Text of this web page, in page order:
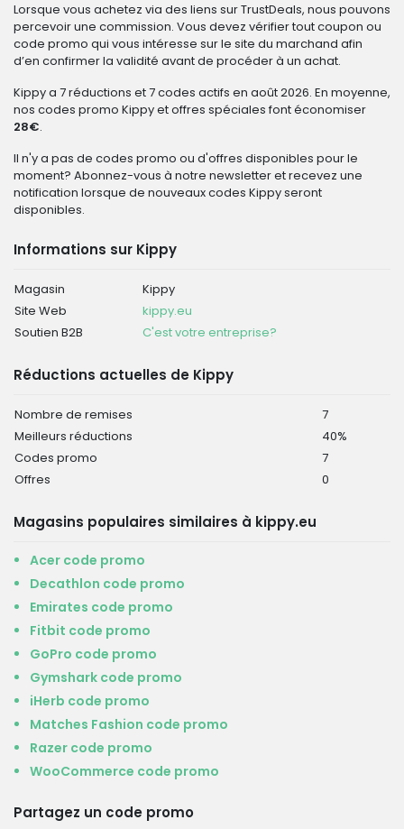
Lorsque vous achetez via des liens sur TrustDeals, nous pouvons
percevoir une commission. Vous devez vérifier tout coupon ou
code promo qui vous intéresse sur le site du marchand afin
d’en confirmer la validité avant de procéder à un achat.
Kippy a 7 réductions et 7 codes actifs en août 2026. En moyenne,
nos codes promo Kippy et offres spéciales font économiser
28€.
Il n'y a pas de codes promo ou d'offres disponibles pour le
moment? Abonnez-vous à notre newsletter et recevez une
notification lorsque de nouveaux codes Kippy seront
disponibles.
Informations sur Kippy
Magasin
Kippy
Site Web
kippy.eu
Soutien B2B
C'est votre entreprise?
Réductions actuelles de Kippy
Nombre de remises
7
Meilleurs réductions
40%
Codes promo
7
Offres
0
Magasins populaires similaires à kippy.eu
Acer code promo
Decathlon code promo
Emirates code promo
Fitbit code promo
GoPro code promo
Gymshark code promo
iHerb code promo
Matches Fashion code promo
Razer code promo
WooCommerce code promo
Partagez un code promo